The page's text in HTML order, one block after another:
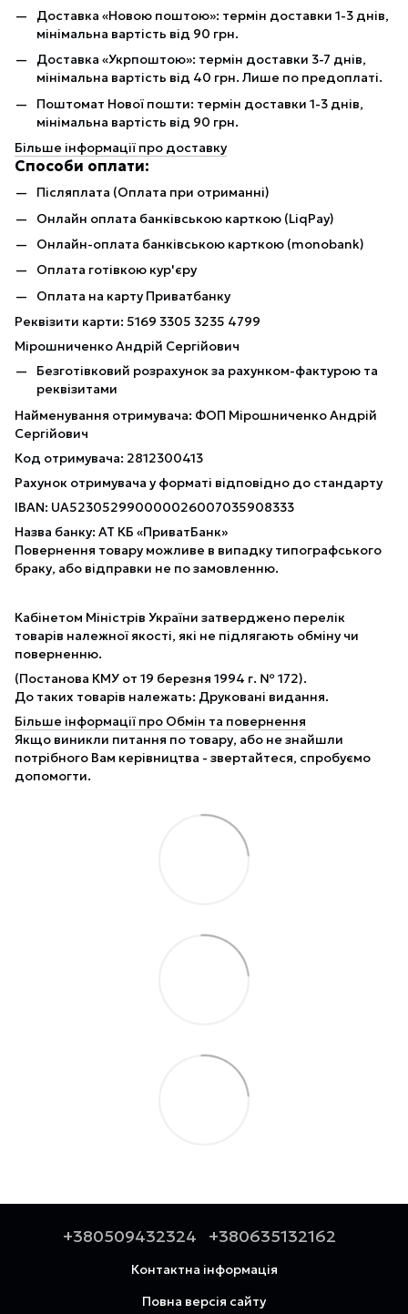
Доставка «Новою поштою»: термін доставки 1-3 днів,
мінімальна вартість від 90 грн.
Доставка «Укрпоштою»: термін доставки 3-7 днів,
мінімальна вартість від 40 грн. Лише по предоплаті.
Поштомат Нової пошти: термін доставки 1-3 днів,
мінімальна вартість від 90 грн.
Більше інформації про доставку
Способи оплати:
Післяплата (Оплата при отриманні)
Онлайн оплата банківською карткою (LiqPay)
Онлайн-оплата банківською карткою (monobank)
Оплата готівкою кур'єру
Оплата на карту Приватбанку
Реквізити карти: 5169 3305 3235 4799
Мірошниченко Андрій Сергійович
Безготівковий розрахунок за рахунком-фактурою та
реквізитами
Найменування отримувача: ФОП Мірошниченко Андрій
Сергійович
Код отримувача: 2812300413
Рахунок отримувача у форматі відповідно до стандарту
IBAN: UA523052990000026007035908333
Назва банку: АТ КБ «ПриватБанк»
Повернення товару можливе в випадку типографського
браку, або відправки не по замовленню.
Кабінетом Міністрів України затверджено перелік
товарів належної якості, які не підлягають обміну чи
поверненню.
(Постанова КМУ от 19 березня 1994 г. № 172).
До таких товарів належать: Друковані видання.
Більше інформації про Обмін та повернення
Якщо виникли питання по товару, або не знайшли
потрібного Вам керівництва - звертайтеся, спробуємо
допомогти.
+380509432324 +380635132162
Контактна інформація
Повна версія сайту